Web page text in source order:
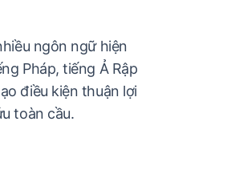
ngôn ngữ hiện
Pháp, tiếng Ả Rập
điều kiện thuận lợi
toàn cầu.